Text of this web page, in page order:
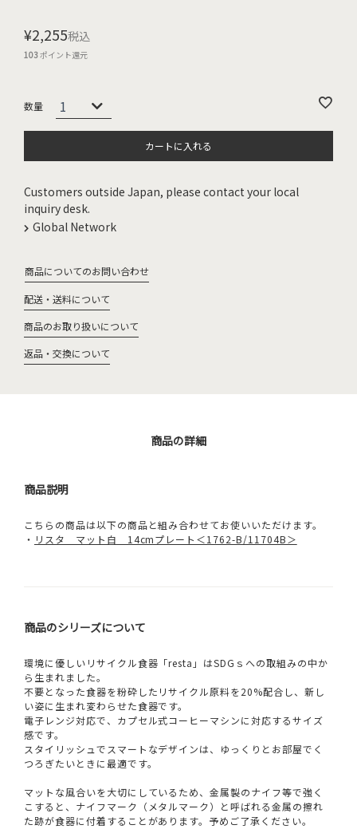
¥2,255税込
103ポイント還元
カートに入れる
Customers outside Japan, please contact your local
inquiry desk.
Global Network
商品についてのお問い合わせ
配送・送料について
商品のお取り扱いについて
返品・交換について
商品の詳細
商品説明
こちらの商品は以下の商品と組み合わせてお使いいただけます。
・ リスタ マット白 14cmプレート＜1762-B/11704B＞
商品のシリーズについて
環境に優しいリサイクル食器「resta」はSDGｓへの取組みの中か
ら生まれました。
不要となった食器を粉砕したリサイクル原料を20%配合し、新し
い姿に生まれ変わらせた食器です。
電子レンジ対応で、カプセル式コーヒーマシンに対応するサイズ
感です。
スタイリッシュでスマートなデザインは、ゆっくりとお部屋でく
つろぎたいときに最適です。
マットな風合いを大切にしているため、金属製のナイフ等で強く
こすると、ナイフマーク（メタルマーク）と呼ばれる金属の擦れ
た跡が食器に付着することがあります。予めご了承ください。